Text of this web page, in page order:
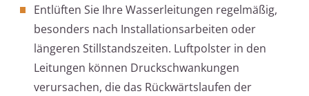
Entlüften Sie Ihre Wasserleitungen regelmäßig,
besonders nach Installationsarbeiten oder
längeren Stillstandszeiten. Luftpolster in den
Leitungen können Druckschwankungen
verursachen, die das Rückwärtslaufen der